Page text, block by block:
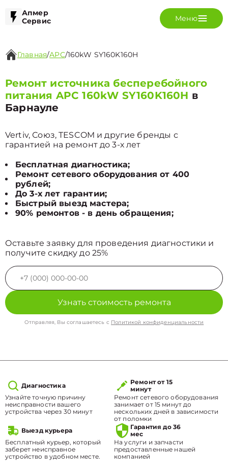
Апмер
Сервис
Меню
Главная/APC/160kW SY160K160H
Ремонт источника бесперебойного
питания APC 160kW SY160K160H в
Барнауле
Vertiv, Союз, TESCOM и другие бренды с
гарантией на ремонт до 3-х лет
Бесплатная диагностика;
Ремонт сетевого оборудования от 400
рублей;
До 3-х лет гарантии;
Быстрый выезд мастера;
90% ремонтов - в день обращения;
Оставьте заявку для проведения диагностики и
получите скидку до 25%
Узнать стоимость ремонта
Отправляя, Вы соглашаетесь с Политикой конфиденциальности
Диагностика
Узнайте точную причину
неисправности вашего
устройства через 30 минут
Ремонт от 15
минут
Ремонт сетевого оборудования
занимает от 15 минут до
нескольких дней в зависимости
от поломки
Выезд курьера
Бесплатный курьер, который
заберет неисправное
устройство в удобном месте.
Гарантия до 36
мес
На услуги и запчасти
предоставленные нашей
компанией